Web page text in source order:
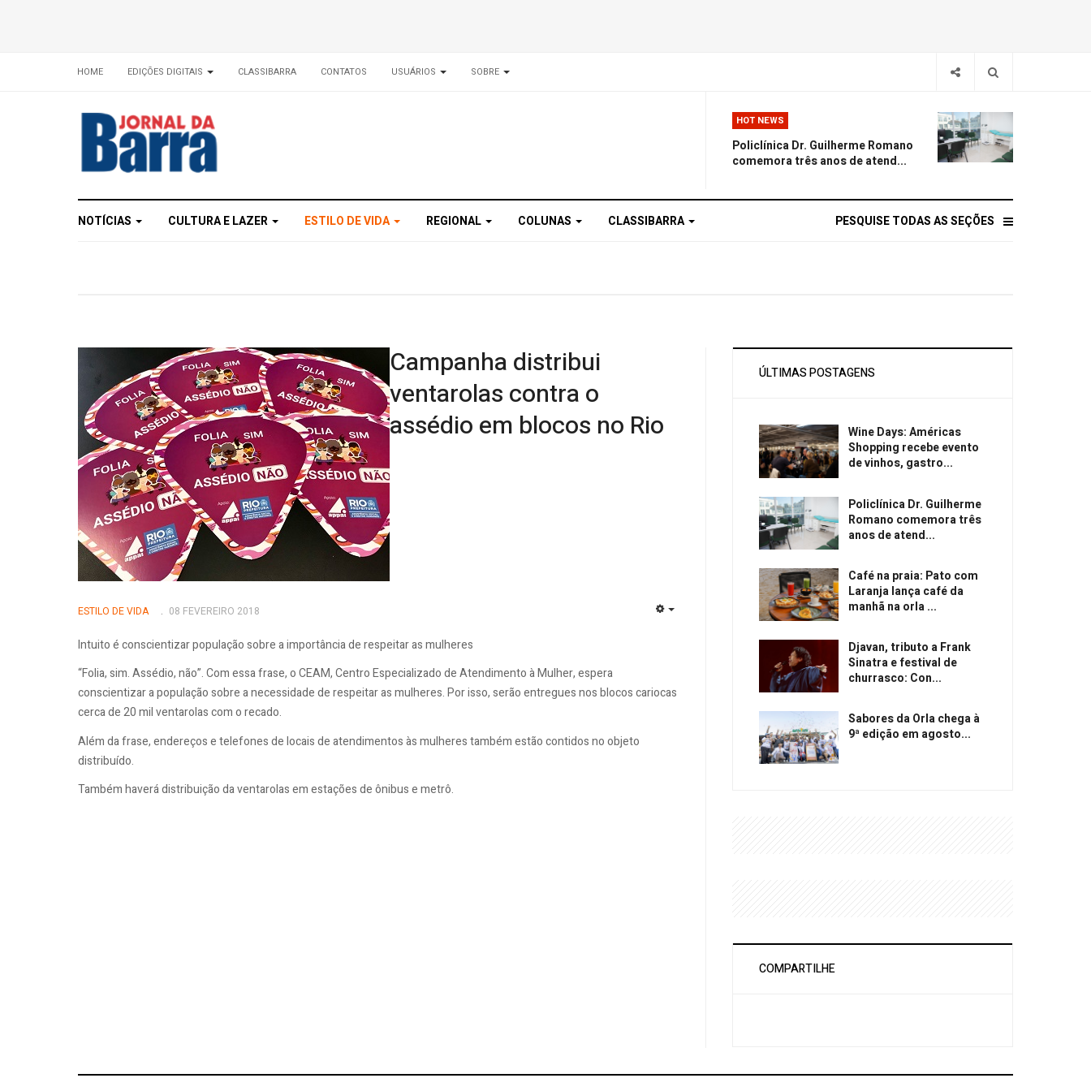
HOME EDIÇÕES DIGITAIS CLASSIBARRA CONTATOS USUÁRIOS SOBRE
HOT NEWS
Policlínica Dr. Guilherme Romano
comemora três anos de atend...
NOTÍCIAS CULTURA E LAZER ESTILO DE VIDA REGIONAL COLUNAS CLASSIBARRA PESQUISE TODAS AS SEÇÕES
Campanha distribui
ventarolas contra o
assédio em blocos no Rio
ESTILO DE VIDA 08 FEVEREIRO 2018
Intuito é conscientizar população sobre a importância de respeitar as mulheres
“Folia, sim. Assédio, não”. Com essa frase, o CEAM, Centro Especializado de Atendimento à Mulher, espera
conscientizar a população sobre a necessidade de respeitar as mulheres. Por isso, serão entregues nos blocos cariocas
cerca de 20 mil ventarolas com o recado.
Além da frase, endereços e telefones de locais de atendimentos às mulheres também estão contidos no objeto
distribuído.
Também haverá distribuição da ventarolas em estações de ônibus e metrô.
ÚLTIMAS POSTAGENS
Wine Days: Américas
Shopping recebe evento
de vinhos, gastro...
Policlínica Dr. Guilherme
Romano comemora três
anos de atend...
Café na praia: Pato com
Laranja lança café da
manhã na orla ...
Djavan, tributo a Frank
Sinatra e festival de
churrasco: Con...
Sabores da Orla chega à
9ª edição em agosto...
COMPARTILHE